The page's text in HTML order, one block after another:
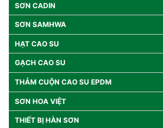
SƠN CADIN
SƠN SAMHWA
HẠT CAO SU
GẠCH CAO SU
THẢM CUỘN CAO SU EPDM
SƠN HOA VIỆT
THIẾT BỊ HÀN SƠN